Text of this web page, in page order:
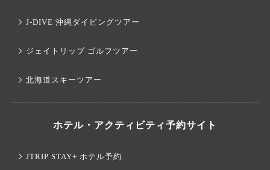
J-DIVE 沖縄ダイビングツアー
ジェイトリップ ゴルフツアー
北海道スキーツアー
ホテル・アクティビティ予約サイト
JTRIP STAY+ ホテル予約